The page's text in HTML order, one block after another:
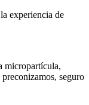
experiencia de
micropartícula,
seguro